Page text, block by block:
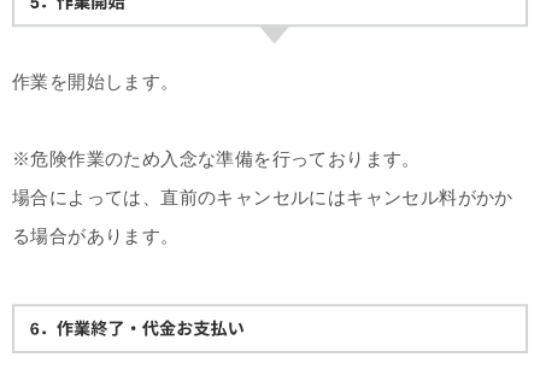
作業を開始します。
※危険作業のため入念な準備を行っております。
場合によっては、直前のキャンセルにはキャンセル料がかか
る場合があります。